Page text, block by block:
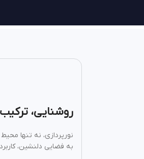
روشنایی،
نورپردازی، نه تنها
به فضایی دلنشین،